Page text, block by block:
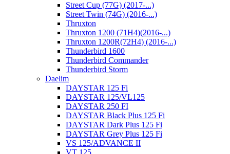
Street Cup (77G) (2017-...)
Street Twin (74G) (2016-...)
Thruxton
Thruxton 1200 (71H4)(2016-...)
Thruxton 1200R(72H4) (2016-...)
Thunderbird 1600
Thunderbird Commander
Thunderbird Storm
Daelim
DAYSTAR 125 Fi
DAYSTAR 125/VL125
DAYSTAR 250 FI
DAYSTAR Black Plus 125 Fi
DAYSTAR Dark Plus 125 Fi
DAYSTAR Grey Plus 125 Fi
VS 125/ADVANCE II
VT 125